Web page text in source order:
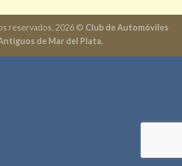
reservados. 2026 © Club de Automóviles
de Mar del Plata.